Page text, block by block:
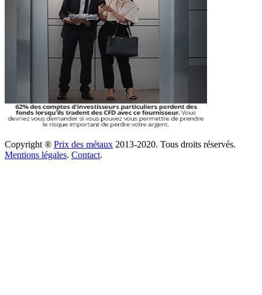
Copyright ® Prix des métaux 2013-2020. Tous droits réservés.
Mentions légales. Contact.